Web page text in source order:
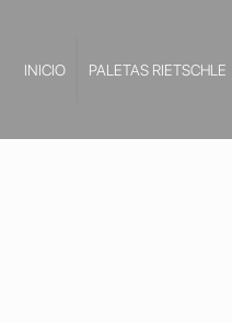
INICIO PALETAS RIETSCHLE